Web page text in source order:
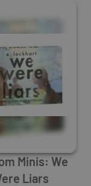
Minis: We
Liars